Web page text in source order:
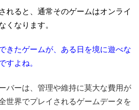
れると、通常そのゲームはオンライ
くなります。
きたゲームが、ある日を境に遊べな
すよね。
バーは、管理や維持に莫大な費用が
世界でプレイされるゲームデータを